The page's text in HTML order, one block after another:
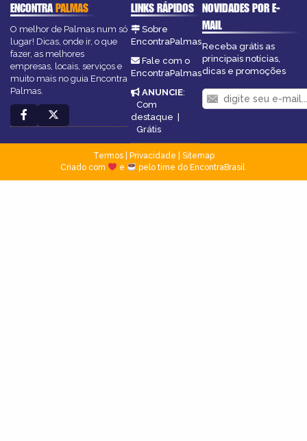
ENCONTRAPALMAS
O melhor de Palmas num só
lugar! Dicas, onde ir, o que
fazer, as melhores
empresas, locais, serviços e
muito mais no guia Encontra
Palmas.
LINKS RÁPIDOS
Sobre
EncontraPalmas
Fale com o
EncontraPalmas
ANUNCIE:
Com
destaque |
Grátis
NOVIDADES POR E-
MAIL
Receba grátis as
principais notícias,
dicas e promoções
Termos| Privacidade
Sitemap
Criado com
e pelo time do EncontraBrasil